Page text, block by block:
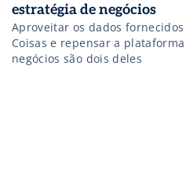
estratégia de negócios
Aproveitar os dados
Coisas e repensar a
negócios são dois deles